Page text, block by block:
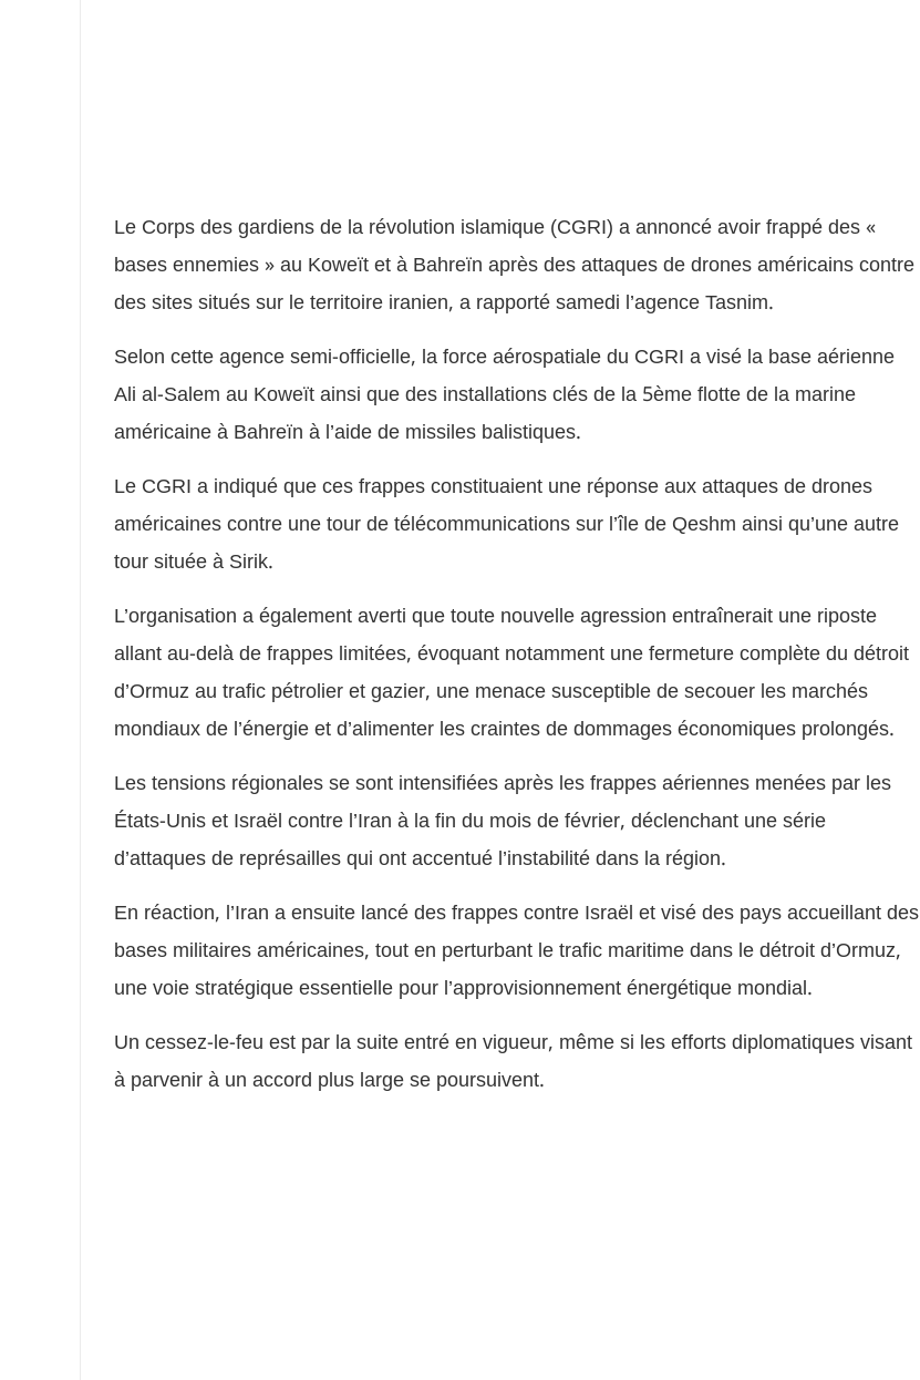
Le Corps des gardiens de la révolution islamique (CGRI) a annoncé avoir frappé des «
bases ennemies » au Koweït et à Bahreïn après des attaques de drones américains contre
des sites situés sur le territoire iranien, a rapporté samedi l’agence Tasnim.
Selon cette agence semi-officielle, la force aérospatiale du CGRI a visé la base aérienne
Ali al-Salem au Koweït ainsi que des installations clés de la 5ème flotte de la marine
américaine à Bahreïn à l’aide de missiles balistiques.
Le CGRI a indiqué que ces frappes constituaient une réponse aux attaques de drones
américaines contre une tour de télécommunications sur l’île de Qeshm ainsi qu’une autre
tour située à Sirik.
L’organisation a également averti que toute nouvelle agression entraînerait une riposte
allant au-delà de frappes limitées, évoquant notamment une fermeture complète du détroit
d’Ormuz au trafic pétrolier et gazier, une menace susceptible de secouer les marchés
mondiaux de l’énergie et d’alimenter les craintes de dommages économiques prolongés.
Les tensions régionales se sont intensifiées après les frappes aériennes menées par les
États-Unis et Israël contre l’Iran à la fin du mois de février, déclenchant une série
d’attaques de représailles qui ont accentué l’instabilité dans la région.
En réaction, l’Iran a ensuite lancé des frappes contre Israël et visé des pays accueillant des
bases militaires américaines, tout en perturbant le trafic maritime dans le détroit d’Ormuz,
une voie stratégique essentielle pour l’approvisionnement énergétique mondial.
Un cessez-le-feu est par la suite entré en vigueur, même si les efforts diplomatiques visant
à parvenir à un accord plus large se poursuivent.